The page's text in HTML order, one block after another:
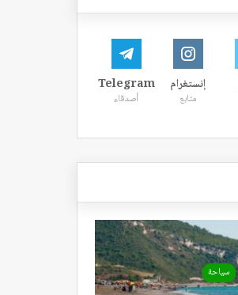
إنستغرام
متابع
Telegram
أصدقاء
سياحة